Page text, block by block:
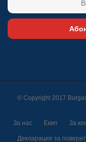
© Copyright 2017
За нас Екип За
Декларация за